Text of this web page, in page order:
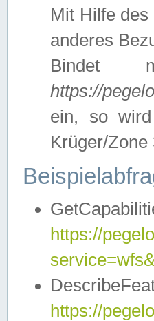
Mit Hilfe
anderes
Bindet
https://
ein, so
Krüger/
https://
https://